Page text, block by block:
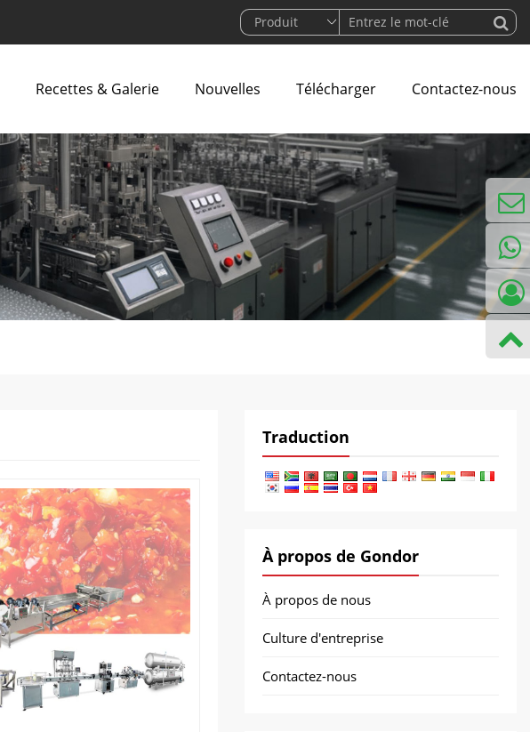
Recettes & Galerie Nouvelles Télécharger Contactez-nous
Traduction
À propos de Gondor
À propos de nous
Culture d'entreprise
Contactez-nous